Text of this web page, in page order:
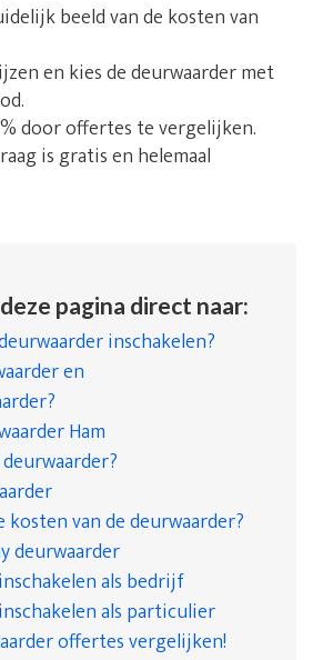
beeld van de kosten van
en kies de deurwaarder met
door offertes te vergelijken.
is gratis en helemaal
pagina direct naar:
inschakelen?
en
Ham
kosten van de deurwaarder?
deurwaarder
als bedrijf
als particulier
offertes vergelijken!